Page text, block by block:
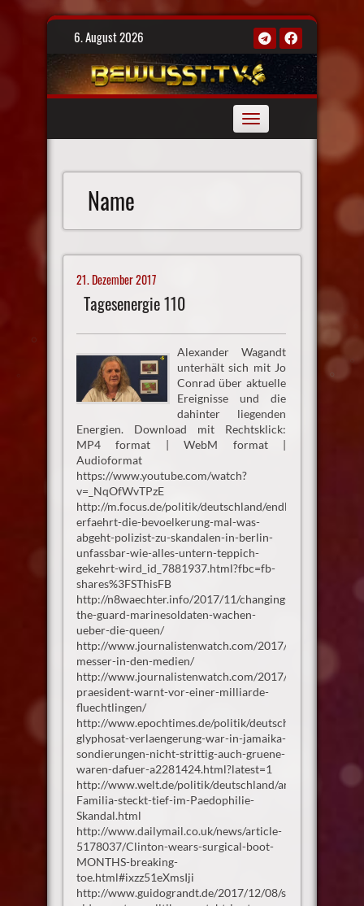
Skip
6. August 2026
Toggle
navigation
Name
21. Dezember 2017
Tagesenergie 110
Alexander Wagandt
unterhält sich mit Jo
Conrad über aktuelle
Ereignisse und die
dahinter liegenden
Energien. Download mit Rechtsklick:
MP4 format | WebM format |
Audioformat
https://www.youtube.com/watch?
v=_NqOfWvTPzE
http://m.focus.de/politik/deutschland/endlich-
erfaehrt-die-bevoelkerung-mal-was-
abgeht-polizist-zu-skandalen-in-berlin-
unfassbar-wie-alles-untern-teppich-
gekehrt-wird_id_7881937.html?fbc=fb-
shares%3FSThisFB
http://n8waechter.info/2017/11/changing-
the-guard-marinesoldaten-wachen-
ueber-die-queen/
http://www.journalistenwatch.com/2017/11/29/das-
messer-in-den-medien/
http://www.journalistenwatch.com/2017/11/16/bnd-
praesident-warnt-vor-einer-milliarde-
fluechtlingen/
http://www.epochtimes.de/politik/deutschland/lindner-
glyphosat-verlaengerung-war-in-jamaika-
sondierungen-nicht-strittig-auch-gruene-
waren-dafuer-a2281424.html?latest=1
http://www.welt.de/politik/deutschland/
Familia-steckt-tief-im-Paedophilie-
Skandal.html
http://www.dailymail.co.uk/news/article-
5178037/Clinton-wears-surgical-boot-
MONTHS-breaking-
toe.html#ixzz51eXmsIji
http://www.guidograndt.de/2017/12/08/skandal-